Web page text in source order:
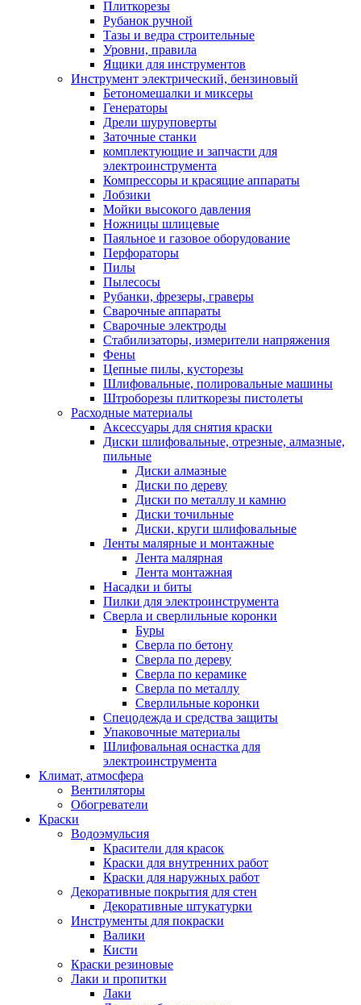
Плиткорезы
Рубанок ручной
Тазы и ведра строительные
Уровни, правила
Ящики для инструментов
Инструмент электрический, бензиновый
Бетономешалки и миксеры
Генераторы
Дрели шуруповерты
Заточные станки
комплектующие и запчасти для
электроинструмента
Компрессоры и красящие аппараты
Лобзики
Мойки высокого давления
Ножницы шлицевые
Паяльное и газовое оборудование
Перфораторы
Пилы
Пылесосы
Рубанки, фрезеры, граверы
Сварочные аппараты
Сварочные электроды
Стабилизаторы, измерители напряжения
Фены
Цепные пилы, кусторезы
Шлифовальные, полировальные машины
Штроборезы плиткорезы пистолеты
Расходные материалы
Аксессуары для снятия краски
Диски шлифовальные, отрезные, алмазные,
пильные
Диски алмазные
Диски по дереву
Диски по металлу и камню
Диски точильные
Диски, круги шлифовальные
Ленты малярные и монтажные
Лента малярная
Лента монтажная
Насадки и биты
Пилки для электроинструмента
Сверла и сверлильные коронки
Буры
Сверла по бетону
Сверла по дереву
Сверла по керамике
Сверла по металлу
Сверлильные коронки
Спецодежда и средства защиты
Упаковочные материалы
Шлифовальная оснастка для
электроинструмента
Климат, атмосфера
Вентиляторы
Обогреватели
Краски
Водоэмульсия
Красители для красок
Краски для внутренних работ
Краски для наружных работ
Декоративные покрытия для стен
Декоративные штукатурки
Инструменты для покраски
Валики
Кисти
Краски резиновые
Лаки и пропитки
Лаки